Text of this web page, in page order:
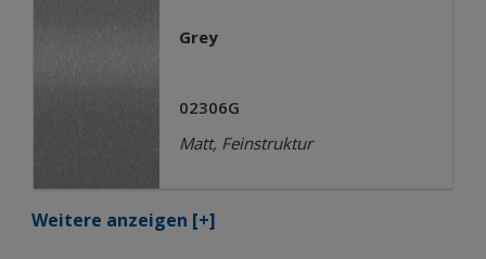
Grey
02306G
Matt, Feinstruktur
Weitere anzeigen [+]